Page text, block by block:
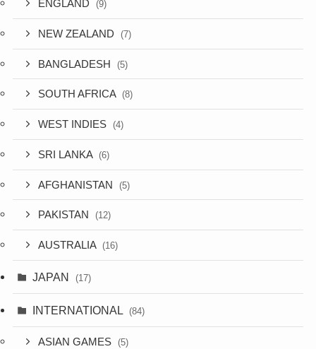
ENGLAND (9)
NEW ZEALAND (7)
BANGLADESH (5)
SOUTH AFRICA (8)
WEST INDIES (4)
SRI LANKA (6)
AFGHANISTAN (5)
PAKISTAN (12)
AUSTRALIA (16)
JAPAN (17)
INTERNATIONAL (84)
ASIAN GAMES (5)